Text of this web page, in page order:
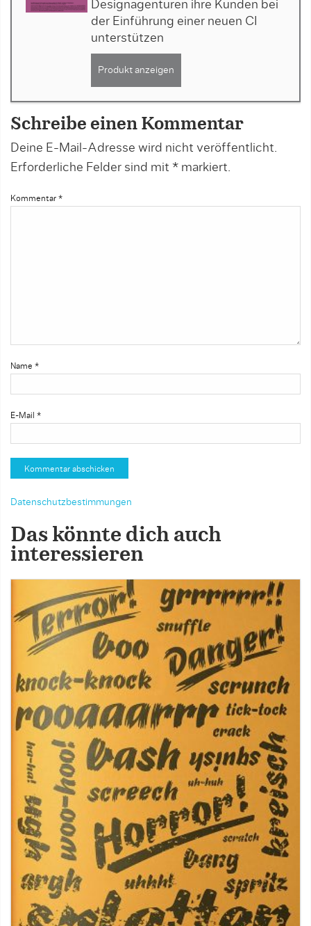
Designagenturen ihre Kunden bei
der Einführung einer neuen CI
unterstützen
Produkt anzeigen
Schreibe einen Kommentar
Deine E-Mail-Adresse wird nicht veröffentlicht.
Erforderliche Felder sind mit * markiert.
Kommentar *
Name *
E-Mail *
Datenschutzbestimmungen
Das könnte dich auch
interessieren